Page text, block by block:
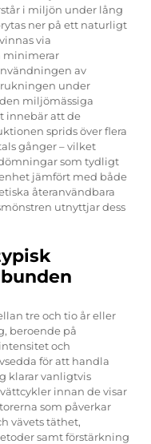
i miljön under lång
ner på ett naturligt
via
minimerar
av
under
miljömässiga
innebär att de
sprids över flera
gånger – vilket
som tydligt
jämfört med både
återanvändbara
utnyttjar dess
tre och tio år eller
beroende på
och
för att handla
klarar vanligtvis
innan de visar
som påverkar
vävets täthet,
samt förstärkning